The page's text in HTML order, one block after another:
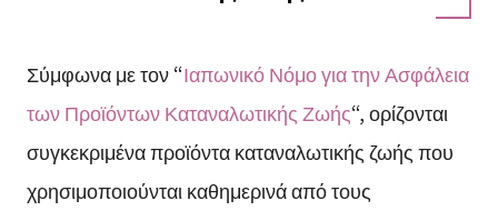
Σύμφωνα με τον “Ιαπωνικό Νόμο για την Ασφάλεια
των Προϊόντων Καταναλωτικής Ζωής“, ορίζονται
συγκεκριμένα προϊόντα καταναλωτικής ζωής που
χρησιμοποιούνται καθημερινά από τους